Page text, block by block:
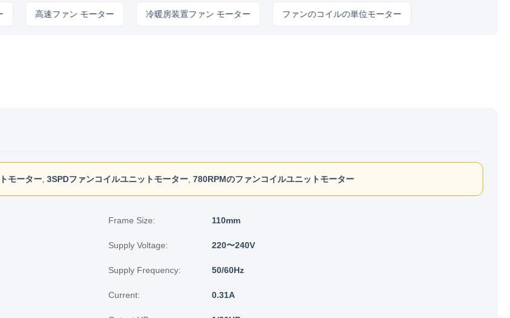
高速ファン モーター 冷暖房装置ファン モーター ファンのコイルの単位モーター
モーター, 3SPDファンコイルユニットモーター, 780RPMのファンコイルユニットモーター
Frame Size: 110mm
Supply Voltage: 220〜240V
Supply Frequency: 50/60Hz
Current: 0.31A